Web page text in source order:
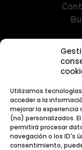
Utilizamos
acceder a la
mejorar la experiencia
(no) personalizados.
permitirá procesar
navegación o los ID's
consentimiento,
Recibe las
exclusivas.